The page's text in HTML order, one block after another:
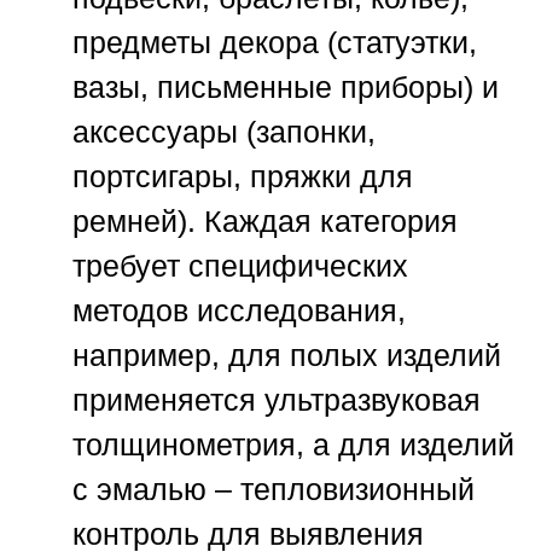
предметы декора (статуэтки,
вазы, письменные приборы) и
аксессуары (запонки,
портсигары, пряжки для
ремней). Каждая категория
требует специфических
методов исследования,
например, для полых изделий
применяется ультразвуковая
толщинометрия, а для изделий
с эмалью – тепловизионный
контроль для выявления